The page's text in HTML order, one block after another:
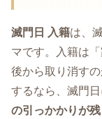
滅門日 入籍は、
マです。入籍は
後から取り消す
するなら、滅門
の引っかかりが